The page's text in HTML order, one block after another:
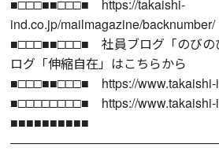
■□□□■■□□□■ https://takaishi-
ind.co.jp/mailmagazine/backnumber/
■□□□■■□□□■ 社員ブログ「のびの
ログ「伸縮自在」はこちらから
■□□□■■□□□■ https://www.takaishi-
■□□□□□□□□■ https://www.takaishi-
■■■■■■■■■■